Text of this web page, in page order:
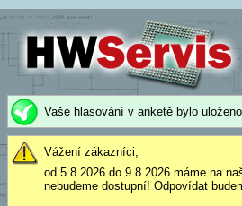
Vaše hlasování v anketě bylo
Vážení zákazníci,
od 5.8.2026 do 9.8.2026 máme na
nebudeme dostupní! Odpovídat